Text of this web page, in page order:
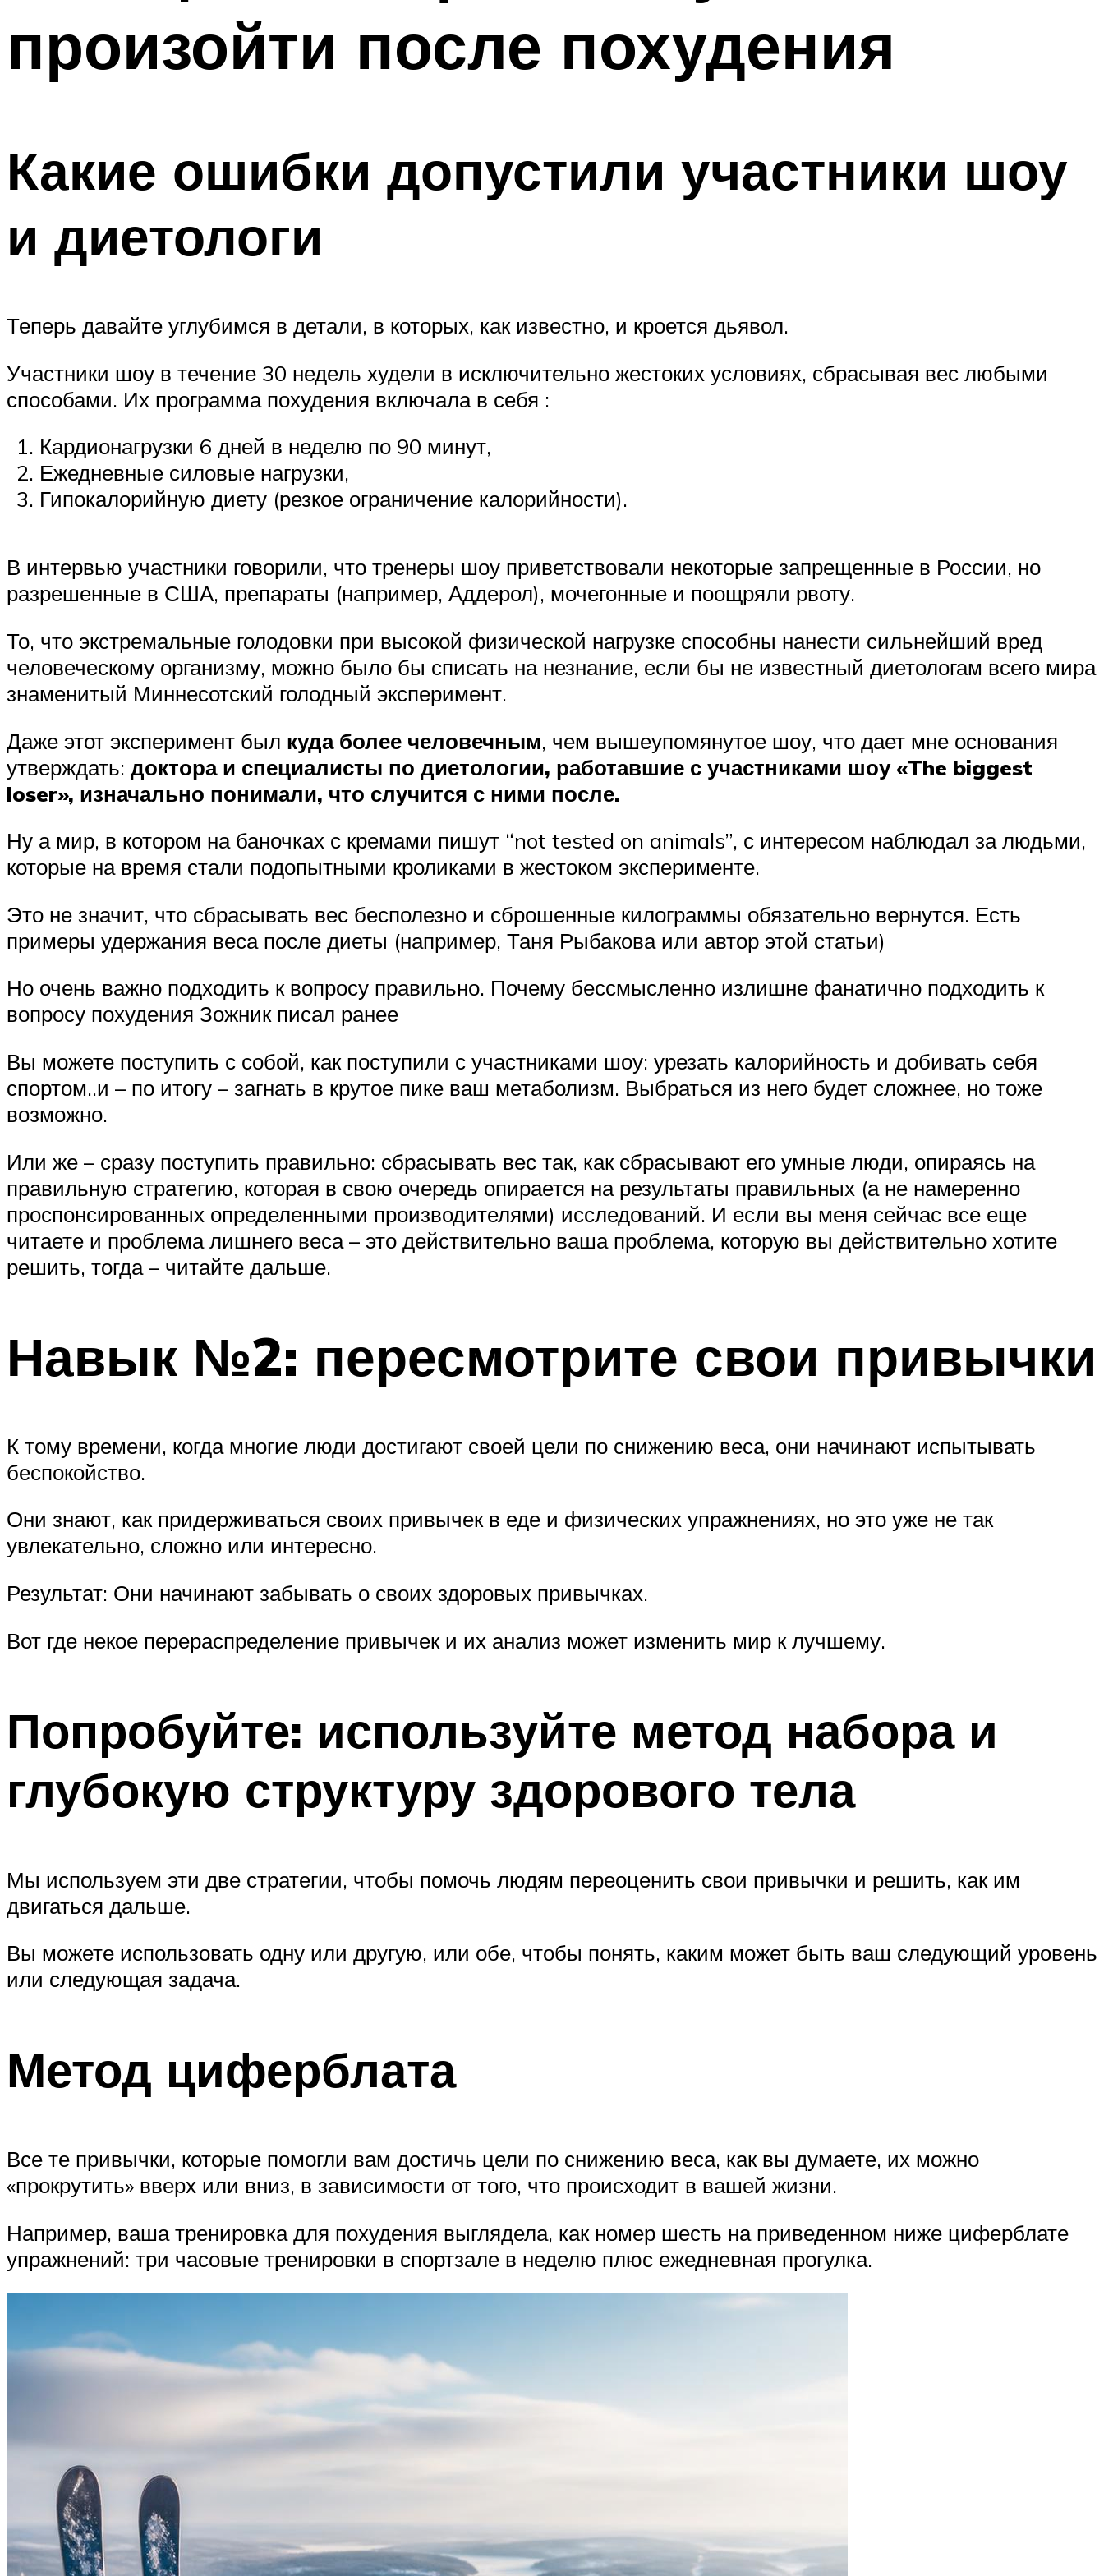
произойти после похудения
Какие ошибки допустили участники шоу
и диетологи
Теперь давайте углубимся в детали, в которых, как известно, и кроется дьявол.
Участники шоу в течение 30 недель худели в исключительно жестоких условиях, сбрасывая вес любыми
способами. Их программа похудения включала в себя :
Кардионагрузки 6 дней в неделю по 90 минут,
Ежедневные силовые нагрузки,
Гипокалорийную диету (резкое ограничение калорийности).
В интервью участники говорили, что тренеры шоу приветствовали некоторые запрещенные в России, но
разрешенные в США, препараты (например, Аддерол), мочегонные и поощряли рвоту.
То, что экстремальные голодовки при высокой физической нагрузке способны нанести сильнейший вред
человеческому организму, можно было бы списать на незнание, если бы не известный диетологам всего мира
знаменитый Миннесотский голодный эксперимент.
Даже этот эксперимент был куда более человечным, чем вышеупомянутое шоу, что дает мне основания
утверждать: доктора и специалисты по диетологии, работавшие с участниками шоу «The biggest
loser», изначально понимали, что случится с ними после.
Ну а мир, в котором на баночках с кремами пишут “not tested on animals”, с интересом наблюдал за людьми,
которые на время стали подопытными кроликами в жестоком эксперименте.
Это не значит, что сбрасывать вес бесполезно и сброшенные килограммы обязательно вернутся. Есть
примеры удержания веса после диеты (например, Таня Рыбакова или автор этой статьи)
Но очень важно подходить к вопросу правильно. Почему бессмысленно излишне фанатично подходить к
вопросу похудения Зожник писал ранее
Вы можете поступить с собой, как поступили с участниками шоу: урезать калорийность и добивать себя
спортом..и – по итогу – загнать в крутое пике ваш метаболизм. Выбраться из него будет сложнее, но тоже
возможно.
Или же – сразу поступить правильно: сбрасывать вес так, как сбрасывают его умные люди, опираясь на
правильную стратегию, которая в свою очередь опирается на результаты правильных (а не намеренно
проспонсированных определенными производителями) исследований. И если вы меня сейчас все еще
читаете и проблема лишнего веса – это действительно ваша проблема, которую вы действительно хотите
решить, тогда – читайте дальше.
Навык №2: пересмотрите свои привычки
К тому времени, когда многие люди достигают своей цели по снижению веса, они начинают испытывать
беспокойство.
Они знают, как придерживаться своих привычек в еде и физических упражнениях, но это уже не так
увлекательно, сложно или интересно.
Результат: Они начинают забывать о своих здоровых привычках.
Вот где некое перераспределение привычек и их анализ может изменить мир к лучшему.
Попробуйте: используйте метод набора и
глубокую структуру здорового тела
Мы используем эти две стратегии, чтобы помочь людям переоценить свои привычки и решить, как им
двигаться дальше.
Вы можете использовать одну или другую, или обе, чтобы понять, каким может быть ваш следующий уровень
или следующая задача.
Метод циферблата
Все те привычки, которые помогли вам достичь цели по снижению веса, как вы думаете, их можно
«прокрутить» вверх или вниз, в зависимости от того, что происходит в вашей жизни.
Например, ваша тренировка для похудения выглядела, как номер шесть на приведенном ниже циферблате
упражнений: три часовые тренировки в спортзале в неделю плюс ежедневная прогулка.